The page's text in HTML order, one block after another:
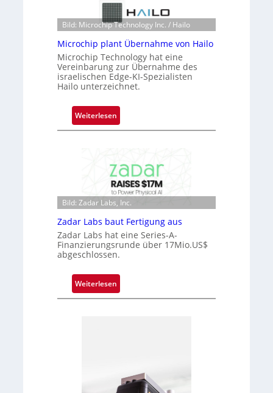
s
t
n
e
ü
b
n
m
t
D
a
k
V
i
i
o
Bild: Microchip Technology Inc. / Hailo
Microchip plant Übernahme von Hailo
Microchip Technology hat eine
Vereinbarung zur Übernahme des
israelischen Edge-KI-Spezialisten
Hailo unterzeichnet.
Weiterlesen
M
r
o
c
h
p
p
l
t
h
Bild: Zadar Labs, Inc.
Zadar Labs baut Fertigung aus
Zadar Labs hat eine Series-A-
Finanzierungsrunde über 17Mio.US$
abgeschlossen.
Weiterlesen
Z
b